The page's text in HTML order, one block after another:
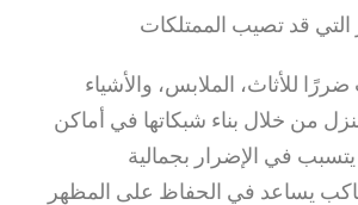
للأثاث، الملابس، والأشياء
من خلال بناء شبكاتها في أماكن
في الإضرار بجمالية
يساعد في الحفاظ على المظهر